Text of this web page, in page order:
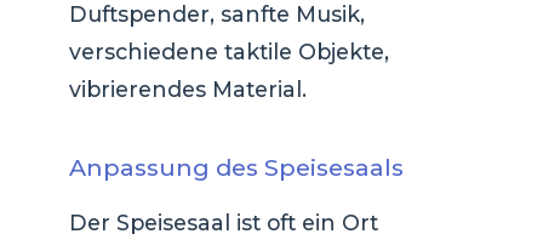
Duftspender, sanfte Musik,
verschiedene taktile Objekte,
vibrierendes Material.
Anpassung des Speisesaals
Der Speisesaal ist oft ein Ort